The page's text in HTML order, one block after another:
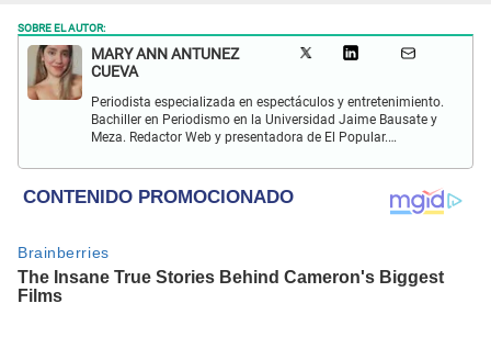
SOBRE EL AUTOR:
MARY ANN ANTUNEZ
CUEVA
Periodista especializada en espectáculos y entretenimiento.
Bachiller en Periodismo en la Universidad Jaime Bausate y
Meza. Redactor Web y presentadora de El Popular.
y espectáculos internacional.